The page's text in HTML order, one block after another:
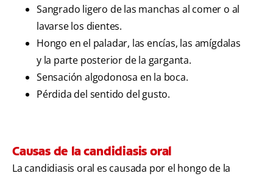
Sangrado ligero de las manchas al comer o al
lavarse los dientes.
Hongo en el paladar, las encías, las amígdalas
y la parte posterior de la garganta.
Sensación algodonosa en la boca.
Pérdida del sentido del gusto.
Causas de la candidiasis oral
La candidiasis oral es causada por el hongo de la